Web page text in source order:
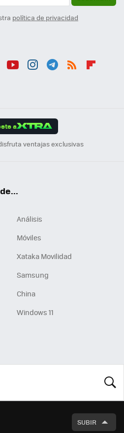
política de privacidad
a
ventajas exclusivas
Análisis
Móviles
Xataka Movilidad
Samsung
China
Windows 11
SUBIR